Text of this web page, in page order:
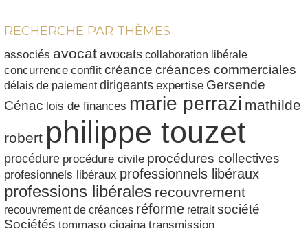
RECHERCHE PAR THÈMES
associés avocatavocats collaboration libérale
concurrence conflit créance créances commerciales
délais de paiement dirigeants expertise Gersende
Cénac lois de finances marie perrazi mathilde
robert philippe touzet
procédure procédure civile procédures collectives
profesionnels libéraux professionnels libéraux
professions libérales recouvrement
recouvrement de créances réforme retrait société
Sociétés tommaso cigaina transmission